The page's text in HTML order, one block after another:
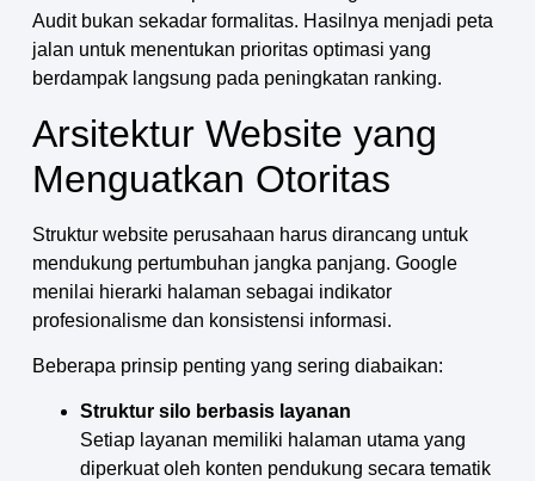
Audit bukan sekadar formalitas. Hasilnya menjadi peta
jalan untuk menentukan prioritas optimasi yang
berdampak langsung pada peningkatan ranking.
Arsitektur Website yang
Menguatkan Otoritas
Struktur website perusahaan harus dirancang untuk
mendukung pertumbuhan jangka panjang. Google
menilai hierarki halaman sebagai indikator
profesionalisme dan konsistensi informasi.
Beberapa prinsip penting yang sering diabaikan:
Struktur silo berbasis layanan
Setiap layanan memiliki halaman utama yang
diperkuat oleh konten pendukung secara tematik